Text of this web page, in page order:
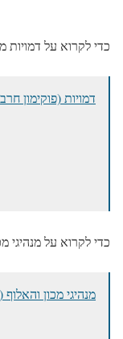
כדי לקרוא על
דמויות (פוקימון
כדי לקרוא על מנהיגי
מנהיגי מכון והאלוף